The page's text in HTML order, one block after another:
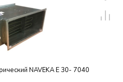
NAVEKA E 30- 7040